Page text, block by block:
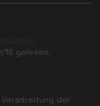
16 gelesen.
der